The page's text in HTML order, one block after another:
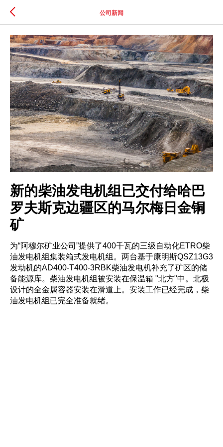
公司新闻
新的柴油发电机组已交付给哈巴
罗夫斯克边疆区的马尔梅日金铜
矿
为“阿穆尔矿业公司”提供了400千瓦的三级自动化ETRO柴
油发电机组集装箱式发电机组。两台基于康明斯QSZ13G3
发动机的AD400-T400-3RBK柴油发电机补充了矿区的储
备能源库。柴油发电机组被安装在保温箱 "北方"中。北极
设计的全金属容器安装在滑道上。安装工作已经完成，柴
油发电机组已完全准备就绪。